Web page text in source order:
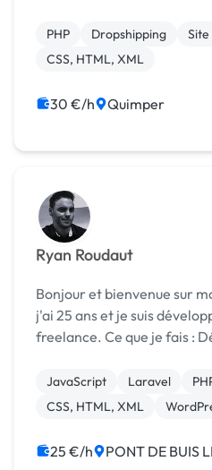
l’optimisation de leurs
booster leurs ve...
PHP Dropshipping
CSS, HTML, XML
30 €/h Quimper
Ryan Roudaut
Bonjour et bienvenue sur mon profil !
j'ai 25 ans et je suis
freelance. Ce que je fais : Développement Web :
Développement Backend :
F...
JavaScript Laravel
CSS, HTML, XML
25 €/h PONT DE BUIS